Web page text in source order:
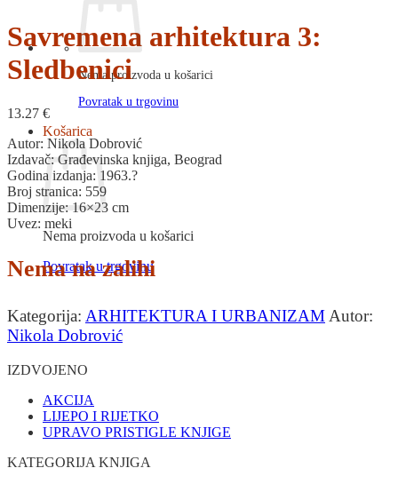
Nema proizvoda u košarici
Povratak u trgovinu
Košarica
Nema proizvoda u košarici
Povratak u trgovinu
Savremena arhitektura 3:
Sledbenici
13.27 €
Autor: Nikola Dobrović
Izdavač: Građevinska knjiga, Beograd
Godina izdanja: 1963.?
Broj stranica: 559
Dimenzije: 16×23 cm
Uvez: meki
Nema na zalihi
Kategorija: ARHITEKTURA I URBANIZAM Autor:
Nikola Dobrović
IZDVOJENO
AKCIJA
LIJEPO I RIJETKO
UPRAVO PRISTIGLE KNJIGE
KATEGORIJA KNJIGA